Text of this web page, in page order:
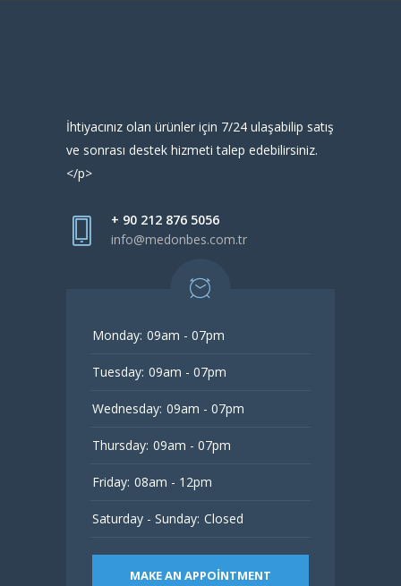
İhtiyacınız olan ürünler için 7/24 ulaşabilip satış
ve sonrası destek hizmeti talep edebilirsiniz.
</p>
+ 90 212 876 5056
info@medonbes.com.tr
Monday: 09am - 07pm
Tuesday: 09am - 07pm
Wednesday: 09am - 07pm
Thursday: 09am - 07pm
Friday: 08am - 12pm
Saturday - Sunday: Closed
MAKE AN APPOINTMENT